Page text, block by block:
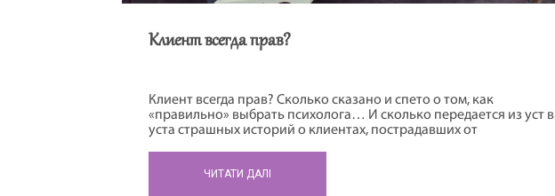
Клиент всегда прав?
Клиент всегда прав? Сколько сказано и спето о том, как
«правильно» выбрать психолога… И сколько передается из уст в
уста страшных историй о клиентах, пострадавших от
которые совершенно беспомощны перед зловещими ликом
ЧИТАТИ ДАЛІ